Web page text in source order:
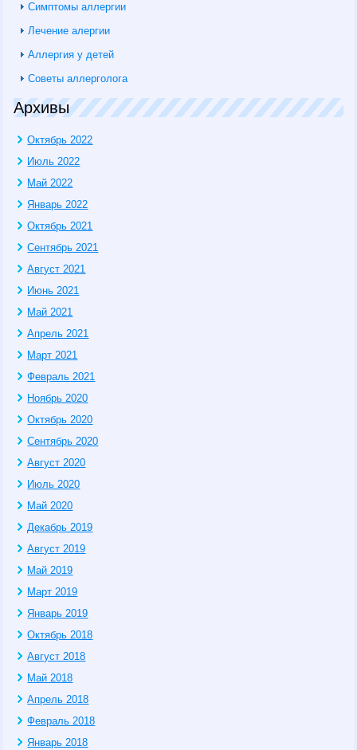
Симптомы аллергии
Лечение алергии
Аллергия у детей
Советы аллерголога
Архивы
Октябрь 2022
Июль 2022
Май 2022
Январь 2022
Октябрь 2021
Сентябрь 2021
Август 2021
Июнь 2021
Май 2021
Апрель 2021
Март 2021
Февраль 2021
Ноябрь 2020
Октябрь 2020
Сентябрь 2020
Август 2020
Июль 2020
Май 2020
Декабрь 2019
Август 2019
Май 2019
Март 2019
Январь 2019
Октябрь 2018
Август 2018
Май 2018
Апрель 2018
Февраль 2018
Январь 2018